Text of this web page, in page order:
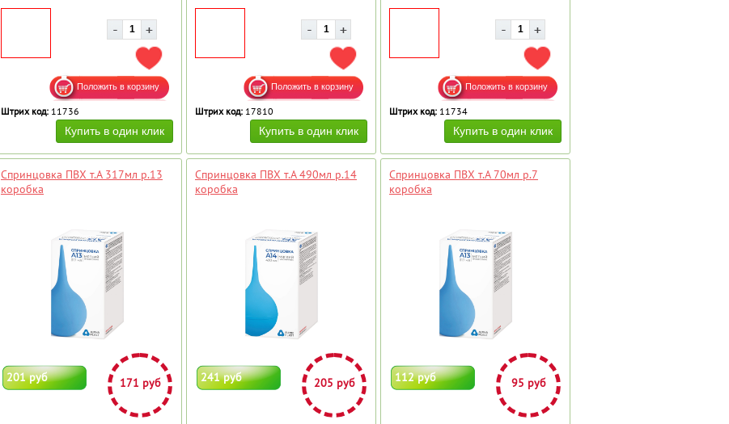
ДОБАВИТЬ В ИЗБРАННОЕ
Штрих код: 11736
ДОБАВИТЬ В ИЗБРАННОЕ
Штрих код: 17810
ДОБАВИТЬ В ИЗБРАННОЕ
Штрих код: 11734
Спринцовка ПВХ т.A 317мл р.13
коробка
201 руб 171 руб
Спринцовка ПВХ т.A 490мл р.14
коробка
241 руб 205 руб
Спринцовка ПВХ т.A 70мл р.7
коробка
112 руб 95 руб